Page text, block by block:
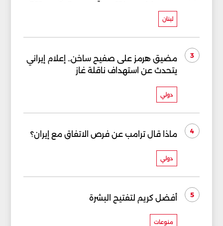
لبنان
3
مضيق هرمز على صفيح ساخن.. إعلام إيراني
يتحدث عن استهداف ناقلة غاز
دولي
4 ماذا قال ترامب عن فرص الاتفاق مع إيران؟
دولي
5 أفضل كريم لتفتيح البشرة
منوعات